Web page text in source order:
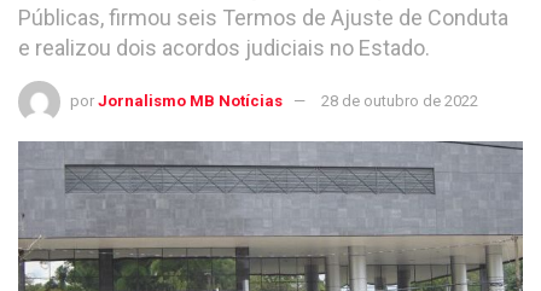
Públicas, firmou seis Termos de Ajuste de Conduta
e realizou dois acordos judiciais no Estado.
por Jornalismo MB Notícias 28 de outubro de 2022